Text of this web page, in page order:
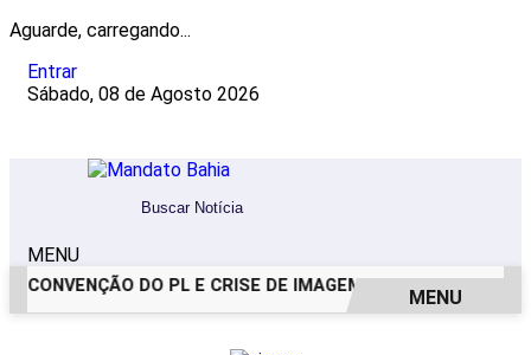
Aguarde, carregando...
Entrar
Sábado, 08 de Agosto 2026
MENU
CONVENÇÃO DO PL E CRISE DE IMAGEM: OS BASTIDORES
MENU